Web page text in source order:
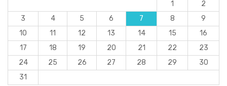
1
2
3
4 5 6 7 8
9
10
11 12 13 14 15
16
17
18 19 20 21 22
23
24
25 26 27 28 29
30
31